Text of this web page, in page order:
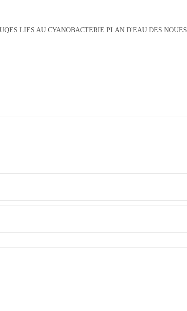
LIES AU CYANOBACTERIE PLAN D'EAU DES NOUES